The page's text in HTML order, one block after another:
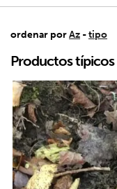
ordenar porAz -tipo
Productos típicos